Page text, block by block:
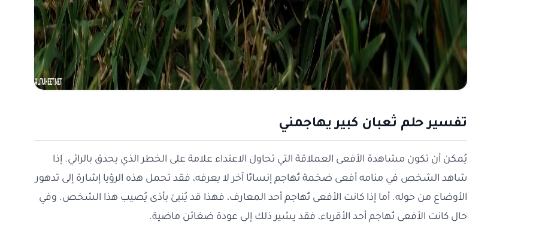
تفسير حلم ثعبان كبير يهاجمني
يُمكن أن تكون مشاهدة الأفعى العملاقة التي تحاول الاعتداء علامة على الخطر الذي يحدق بالرائي. إذا
شاهد الشخص في منامه أفعى ضخمة تُهاجم إنسانًا آخر لا يعرفه، فقد تحمل هذه الرؤيا إشارة إلى تدهور
الأوضاع من حوله. أما إذا كانت الأفعى تُهاجم أحد المعارف، فهذا قد يُنبئ بأذى يُصيب هذا الشخص. وفي
حال كانت الأفعى تُهاجم أحد الأقرباء، فقد يشير ذلك إلى عودة ضغائن ماضية.